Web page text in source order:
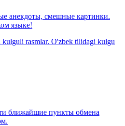
анекдоты, смешные картинки.
языке!
kulguli rasmlar. O'zbek tilidagi kulgu
ближайшие пункты обмена